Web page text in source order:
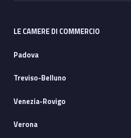
LE CAMERE DI COMMERCIO
Padova
Treviso-Belluno
Venezia-Rovigo
Verona